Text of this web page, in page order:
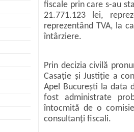
fiscale prin care s-au
21.771.123 lei,
reprezentând TVA, la
întârziere.
Prin decizia civilă
Casație și Justiție a
Apel București la data
fost administrate
întocmită de o
consultanți fiscali.